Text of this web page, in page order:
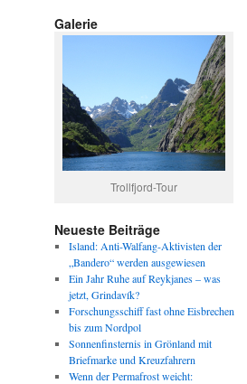
Galerie
Trollfjord-Tour
Neueste Beiträge
Island: Anti-Walfang-Aktivisten der
„Bandero“ werden ausgewiesen
Ein Jahr Ruhe auf Reykjanes – was
jetzt, Grindavík?
Forschungsschiff fast ohne Eisbrechen
bis zum Nordpol
Sonnenfinsternis in Grönland mit
Briefmarke und Kreuzfahrern
Wenn der Permafrost weicht: